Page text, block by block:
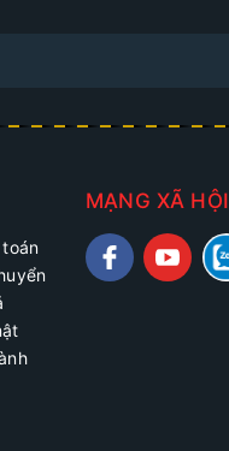
MẠNG XÃ HỘI